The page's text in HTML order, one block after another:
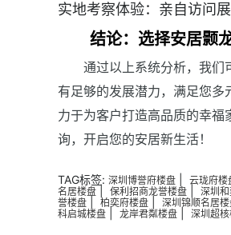
实地考察体验：亲自访问
结论：选择安居颢
通过以上系统分析，我们
有足够的发展潜力，满足您
力于为客户打造高品质的幸
询，开启您的安居新生活！
TAG标签: 深圳博誉府楼盘 云珑府楼
名居楼盘
保利招商龙誉楼盘 深圳
誉楼盘
柏奕府楼盘 深圳锦顺名居
科启城楼盘
龙岸君粼楼盘 深圳超